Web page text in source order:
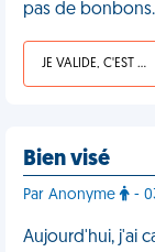
pas de
JE VALIDE, C'EST UNE VDM
Bien visé
Par Anonyme -
Aujourd'hui, j'ai